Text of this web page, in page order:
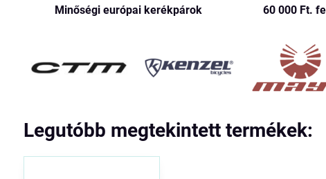
Minőségi európai kerékpárok 60 000 Ft​.
Legutóbb megtekintett termékek: